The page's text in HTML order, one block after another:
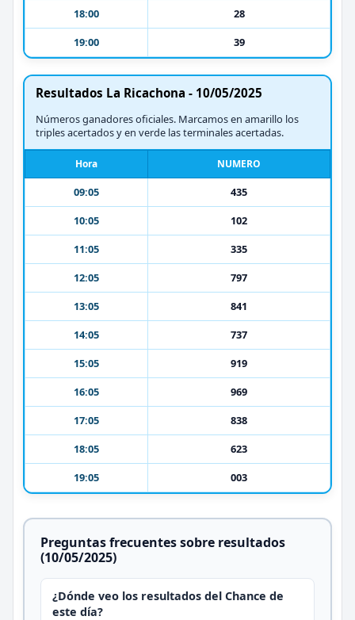
18:00
28
19:00
39
Resultados La Ricachona - 10/05/2025
Números ganadores oficiales. Marcamos en amarillo los
triples acertados y en verde las terminales acertadas.
Hora NUMERO
09:05
435
10:05
102
11:05
335
12:05
797
13:05
841
14:05
737
15:05
919
16:05
969
17:05
838
18:05
623
19:05
003
Preguntas frecuentes sobre resultados
(10/05/2025)
¿Dónde veo los resultados del Chance de
este día?